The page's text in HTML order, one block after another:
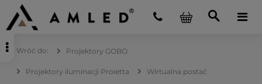
Projektory GOBO
Projektory iluminacji Proietta Wirtualna postać